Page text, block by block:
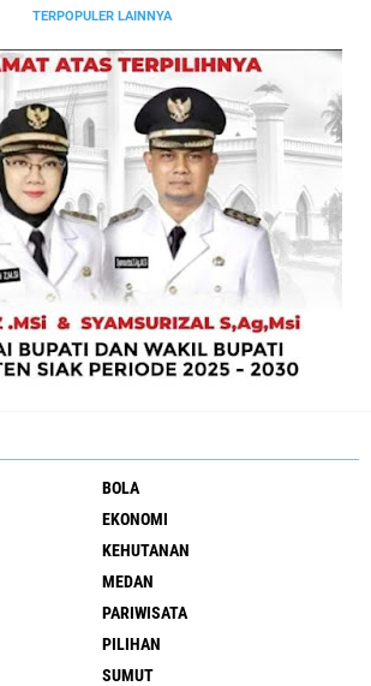
TERPOPULER LAINNYA
BOLA
EKONOMI
KEHUTANAN
MEDAN
PARIWISATA
PILIHAN
SUMUT